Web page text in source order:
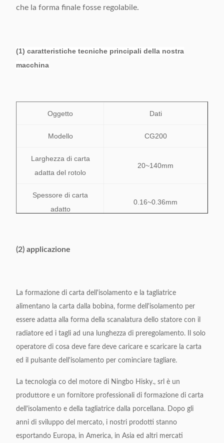
che la forma finale fosse regolabile.
(1) caratteristiche tecniche principali della nostra
macchina
Oggetto Dati
Modello CG200
Larghezza di carta
adatta del rotolo
20~140mm
Spessore di carta
adatto
0.16~0.36mm
d'alimentazione
Velocità di taglio Circa 130 pezzi al minuto
0.2mm
Alimentazione elettrica 220V, 50/60Hz, 0.5kW
Dimensione (L x W x H) 441 x 931 x 1211mm
(2) applicazione
La formazione di carta dell'isolamento e la tagliatrice
alimentano la carta dalla bobina, forme dell'isolamento per
essere adatta alla forma della scanalatura dello statore con il
radiatore ed i tagli ad una lunghezza di preregolamento. Il solo
operatore di cosa deve fare deve caricare e scaricare la carta
ed il pulsante dell'isolamento per cominciare tagliare.
La tecnologia co del motore di Ningbo Hisky., srl è un
produttore e un fornitore professionali di formazione di carta
dell'isolamento e della tagliatrice dalla porcellana. Dopo gli
anni di sviluppo del mercato, i nostri prodotti stanno
esportando Europa, in America, in Asia ed altri mercati